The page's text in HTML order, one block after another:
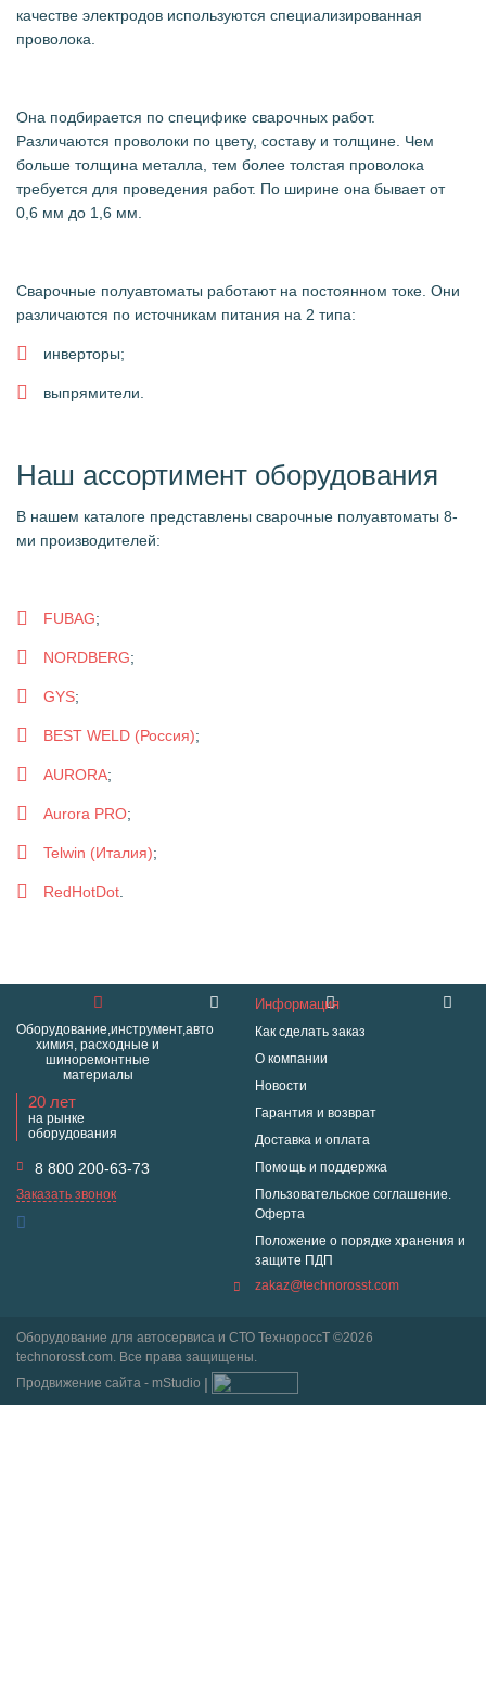
качестве электродов используются специализированная
проволока.
Она подбирается по специфике сварочных работ.
Различаются проволоки по цвету, составу и толщине. Чем
больше толщина металла, тем более толстая проволока
требуется для проведения работ. По ширине она бывает от
0,6 мм до 1,6 мм.
Сварочные полуавтоматы работают на постоянном токе. Они
различаются по источникам питания на 2 типа:
инверторы;
выпрямители.
Наш ассортимент оборудования
В нашем каталоге представлены сварочные полуавтоматы 8-
ми производителей:
FUBAG;
NORDBERG;
GYS;
BEST WELD (Россия);
AURORA;
Aurora PRO;
Telwin (Италия);
RedHotDot
Оборудование,инструмент,авто
химия, расходные и
шиноремонтные
материалы
20 лет
на рынке
оборудования
8 800 200-63-73
Заказать звонок
Информация
Как сделать заказ
О компании
Новости
Гарантия и возврат
Доставка и оплата
Помощь и поддержка
Пользовательское соглашение.
Оферта
Положение о порядке хранения и
защите ПДП
zakaz@technorosst.com
Оборудование для автосервиса и СТО ТехнороссТ ©2026
technorosst.com. Все права защищены.
Продвижение сайта - mStudio